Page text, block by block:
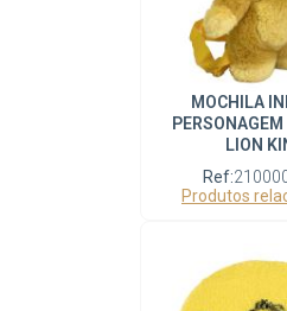
MOCHILA
LION
Ref:
Produtos